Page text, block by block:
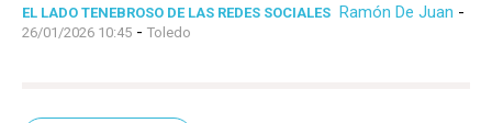
EL LADO TENEBROSO DE LAS REDES SOCIALES Ramón De Juan -
26/01/2026 10:45 - Toledo